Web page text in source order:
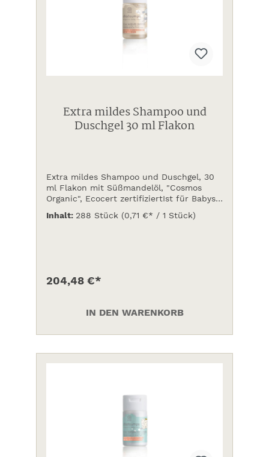
Extra mildes Shampoo und
Duschgel 30 ml Flakon
Extra mildes Shampoo und Duschgel, 30
ml Flakon mit Süßmandelöl, "Cosmos
Organic", Ecocert zertifiziertIst für Babys
Inhalt: 288 Stück (0,71 €* / 1 Stück)
204,48 €*
IN DEN WARENKORB